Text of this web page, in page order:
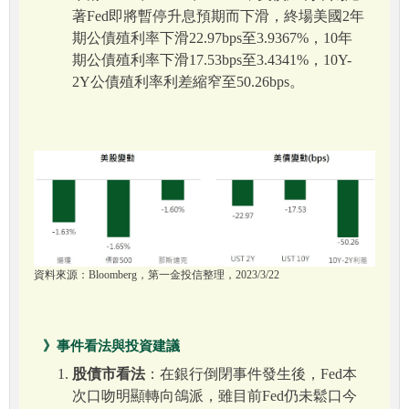
著Fed即將暫停升息預期而下滑，終場美國2年
期公債殖利率下滑22.97bps至3.9367%，10年
期公債殖利率下滑17.53bps至3.4341%，10Y-
2Y公債殖利率利差縮窄至50.26bps。
資料來源：Bloomberg，第一金投信整理，2023/3/22
》事件看法與投資建議
股債市看法：在銀行倒閉事件發生後，Fed本
次口吻明顯轉向鴿派，雖目前Fed仍未鬆口今